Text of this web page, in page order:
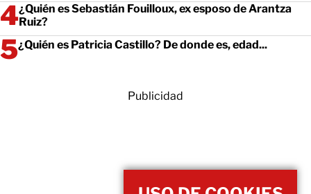
¿Quién es Sebastián Fouilloux, ex esposo de Arantza
Ruiz?
¿Quién es Patricia Castillo? De donde es, edad...
Publicidad